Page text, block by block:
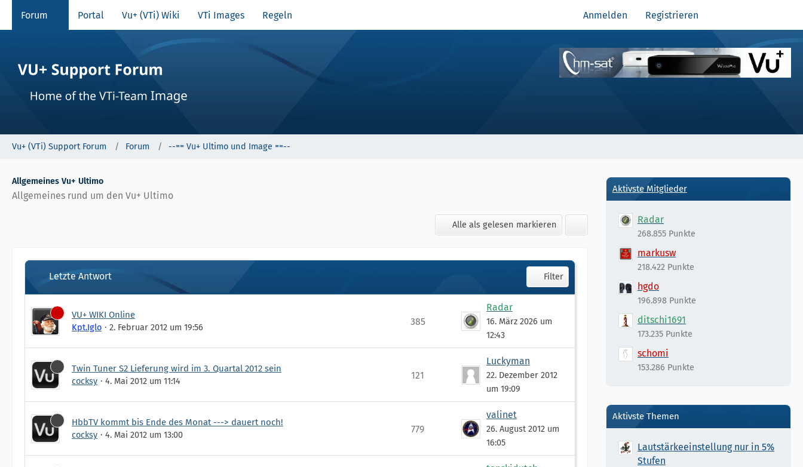
Forum Portal Vu+ (VTi) Wiki VTi Images Regeln Anmelden Registrieren
Vu+ (VTi) Support Forum Forum --== Vu+ Ultimo und Image ==--
Allgemeines Vu+ Ultimo
Allgemeines rund um den Vu+ Ultimo
Alle als gelesen markieren
Letzte Antwort Filter
VU+ WIKI Online
Kpt.Iglo
2. Februar 2012 um 19:56
385
Radar
16. März 2026 um
12:43
Twin Tuner S2 Lieferung wird im 3. Quartal 2012 sein
cocksy
4. Mai 2012 um 11:14
121
Luckyman
22. Dezember 2012
um 19:09
HbbTV kommt bis Ende des Monat ---> dauert noch!
cocksy
4. Mai 2012 um 13:00
779
valinet
26. August 2012 um
16:05
Aktivste Mitglieder
Radar
268.855 Punkte
markusw
218.422 Punkte
hgdo
196.898 Punkte
ditschi1691
173.235 Punkte
schomi
153.286 Punkte
Aktivste Themen
Lautstärkeeinstellung nur in 5%
Stufen